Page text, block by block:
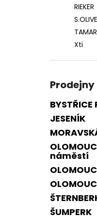
RIEKER
Xti
Prodejny
BYSTŘICE
JESENÍK
náměstí
ŠUMPERK